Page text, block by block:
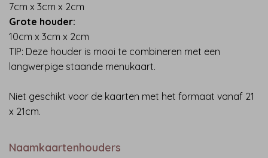
7cm x 3cm x 2cm
Grote houder:
10cm x 3cm x 2cm
TIP: Deze houder is mooi te combineren met een
langwerpige staande menukaart.
Niet geschikt voor de kaarten met het formaat vanaf 21
x 21cm.
Naamkaartenhouders